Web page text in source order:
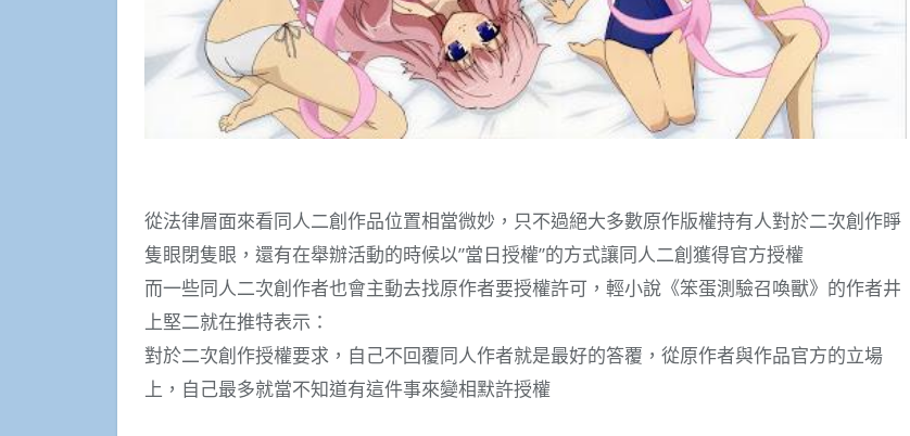
從法律層面來看同人二創作品位置相當微妙，只不過絕大多數原作版權持有人對於二次創作睜
隻眼閉隻眼，還有在舉辦活動的時候以”當日授權”的方式讓同人二創獲得官方授權
而一些同人二次創作者也會主動去找原作者要授權許可，輕小說《笨蛋測驗召喚獸》的作者井
上堅二就在推特表示：
對於二次創作授權要求，自己不回覆同人作者就是最好的答覆，從原作者與作品官方的立場
上，自己最多就當不知道有這件事來變相默許授權